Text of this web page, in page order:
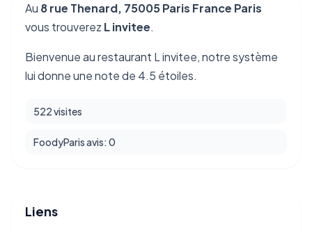
Au 8 rue Thenard, 75005 Paris France Paris
vous trouverez L invitee.
Bienvenue au restaurant L invitee, notre système
lui donne une note de 4.5 étoiles.
522 visites
FoodyParis avis: 0
Liens